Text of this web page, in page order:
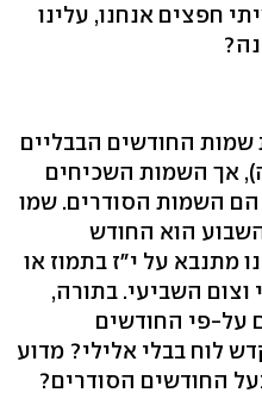
חפצים אנחנו, עלינו
החודשים הבבליים
אך השמות השכיחים
הם השמות הסודרים. שמו
הוא החודש
מתנבא על י"ז בתמוז או
וצום השביעי. בתורה,
על-פי החודשים
לוח בבלי אלילי? מדוע
החודשים הסודרים?